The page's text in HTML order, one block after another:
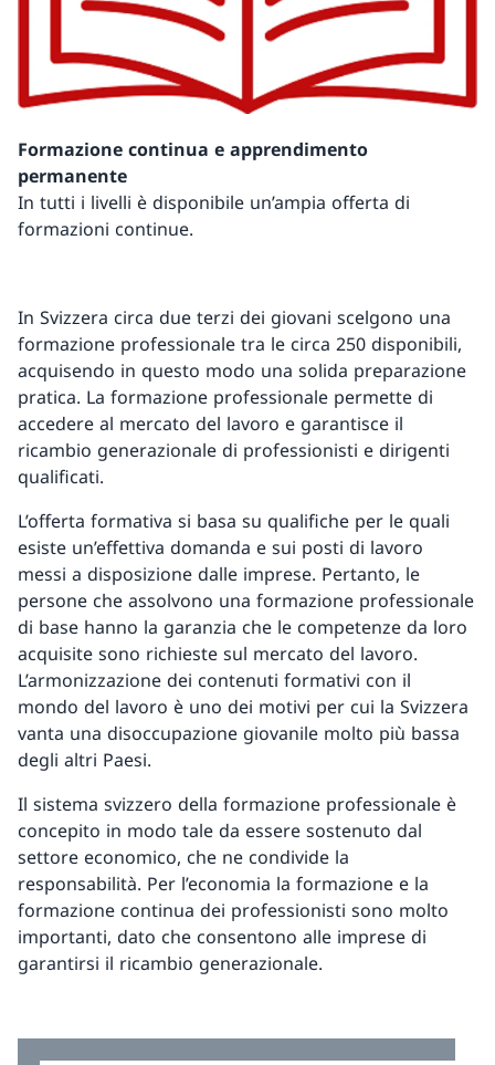
Formazione continua e apprendimento
permanente
In tutti i livelli è disponibile un’ampia offerta di
formazioni continue.
In Svizzera circa due terzi dei giovani scelgono una
formazione professionale tra le circa 250 disponibili,
acquisendo in questo modo una solida preparazione
pratica. La formazione professionale permette di
accedere al mercato del lavoro e garantisce il
ricambio generazionale di professionisti e dirigenti
qualificati.
L’offerta formativa si basa su qualifiche per le quali
esiste un’effettiva domanda e sui posti di lavoro
messi a disposizione dalle imprese. Pertanto, le
persone che assolvono una formazione professionale
di base hanno la garanzia che le competenze da loro
acquisite sono richieste sul mercato del lavoro.
L’armonizzazione dei contenuti formativi con il
mondo del lavoro è uno dei motivi per cui la Svizzera
vanta una disoccupazione giovanile molto più bassa
degli altri Paesi.
Il sistema svizzero della formazione professionale è
concepito in modo tale da essere sostenuto dal
settore economico, che ne condivide la
responsabilità. Per l’economia la formazione e la
formazione continua dei professionisti sono molto
importanti, dato che consentono alle imprese di
garantirsi il ricambio generazionale.